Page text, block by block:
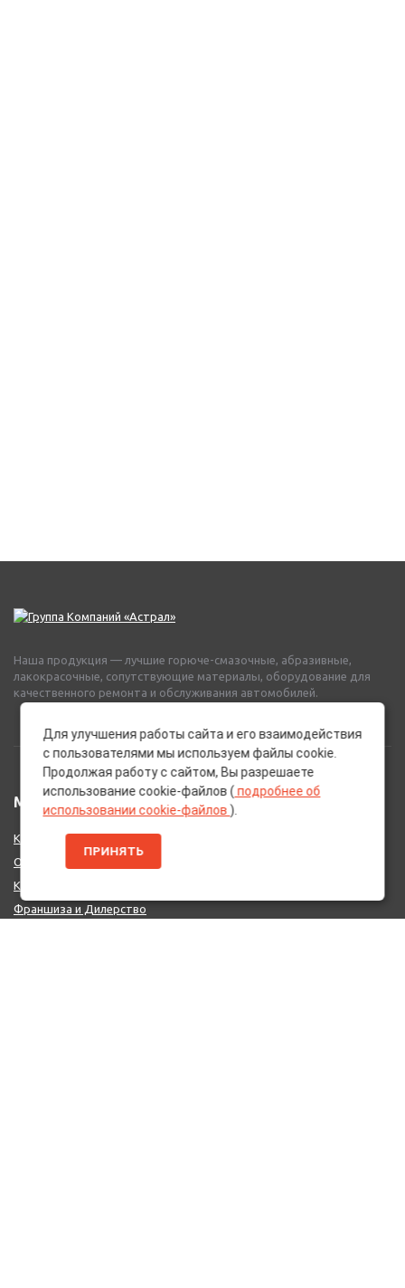
Наша продукция — лучшие горюче-смазочные, абразивные,
лакокрасочные, сопутствующие материалы, оборудование для
качественного ремонта и обслуживания автомобилей.
МЕНЮ
Каталог Брендов
О нас
Контакты
Франшиза и Дилерство
Для улучшения работы сайта и его взаимодействия
с пользователями мы используем файлы cookie.
Продолжая работу с сайтом, Вы разрешаете
использование cookie-файлов ( подробнее об
использовании cookie-файлов ).
ПРИНЯТЬ